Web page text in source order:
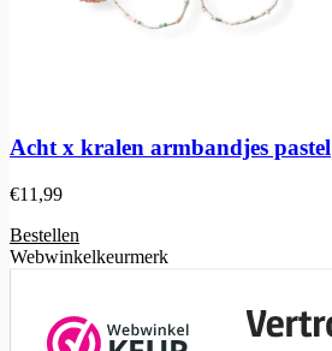
Acht x kralen armbandjes pastel
€11,99
Bestellen
Webwinkelkeurmerk